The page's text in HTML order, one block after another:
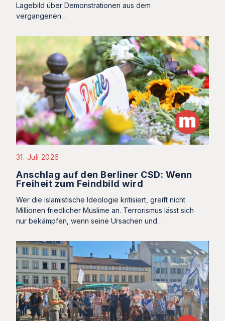
Lagebild über Demonstrationen aus dem
vergangenen…
31. Juli 2026
Anschlag auf den Berliner CSD: Wenn
Freiheit zum Feindbild wird
Wer die islamistische Ideologie kritisiert, greift nicht
Millionen friedlicher Muslime an. Terrorismus lässt sich
nur bekämpfen, wenn seine Ursachen und…